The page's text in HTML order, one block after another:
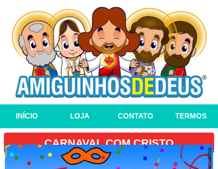
INÍCIO LOJA CONTATO TERMOS
CARNAVAL COM CRISTO